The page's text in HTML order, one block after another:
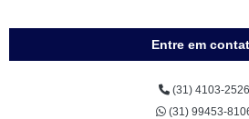
Entre em
(31) 4103-2526
(31) 99453-